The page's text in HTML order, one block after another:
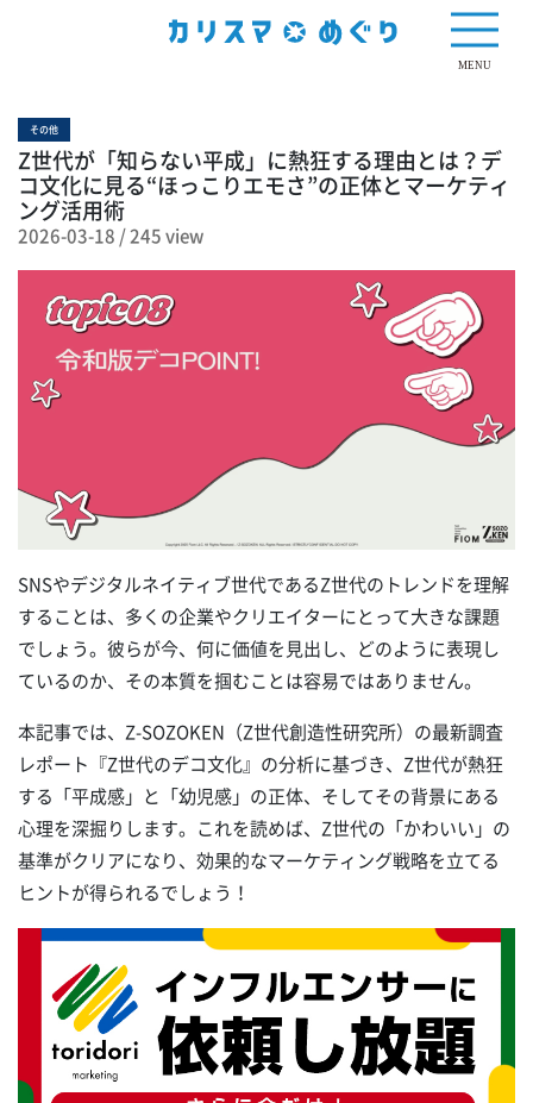
MENU
その他
Z世代が「知らない平成」に熱狂する理由とは？デ
コ文化に見る“ほっこりエモさ”の正体とマーケティ
ング活用術
2026-03-18 /245 view
SNSやデジタルネイティブ世代であるZ世代のトレンドを理解
することは、多くの企業やクリエイターにとって大きな課題
でしょう。彼らが今、何に価値を見出し、どのように表現し
ているのか、その本質を掴むことは容易ではありません。
本記事では、Z-SOZOKEN（Z世代創造性研究所）の最新調査
レポート『Z世代のデコ文化』の分析に基づき、Z世代が熱狂
する「平成感」と「幼児感」の正体、そしてその背景にある
心理を深掘りします。これを読めば、Z世代の「かわいい」の
基準がクリアになり、効果的なマーケティング戦略を立てる
ヒントが得られるでしょう！